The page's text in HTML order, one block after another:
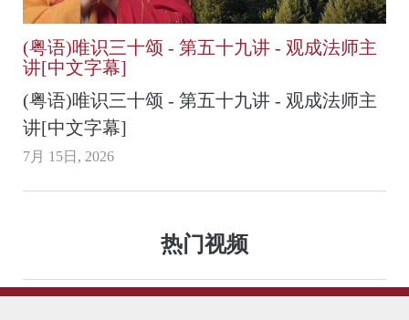
(粤语)唯识三十颂 - 第五十九讲 - 观成法师主
讲[中文字幕]
(粤语)唯识三十颂 - 第五十九讲 - 观成法师主
讲[中文字幕]
7月 15日, 2026
热门视频